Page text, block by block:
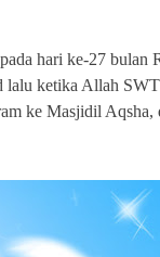
hari ke-27 bulan
lalu ketika Allah SWT
ke Masjidil Aqsha,